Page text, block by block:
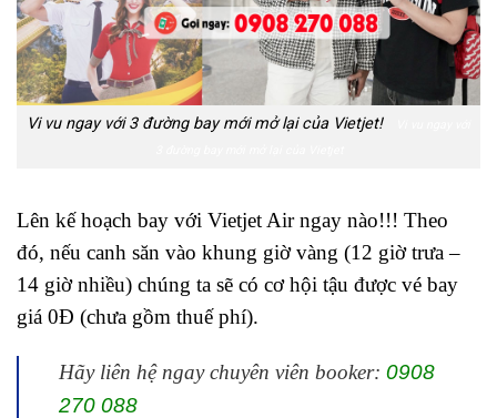
Vi vu ngay với 3 đường bay mới mở lại của Vietjet!
Lên kế hoạch bay với Vietjet Air ngay nào!!! Theo
đó, nếu canh săn vào khung giờ vàng (12 giờ trưa –
14 giờ nhiều) chúng ta sẽ có cơ hội tậu được vé bay
giá 0Đ (chưa gồm thuế phí).
Hãy liên hệ ngay chuyên viên booker: 0908
270 088